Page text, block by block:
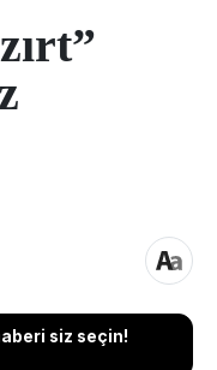
siz seçin!